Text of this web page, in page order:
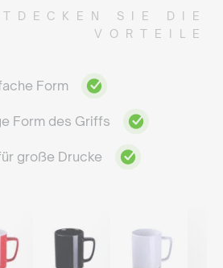
SIE DIE
VORTEILE
Form
Form des Griffs
große Drucke